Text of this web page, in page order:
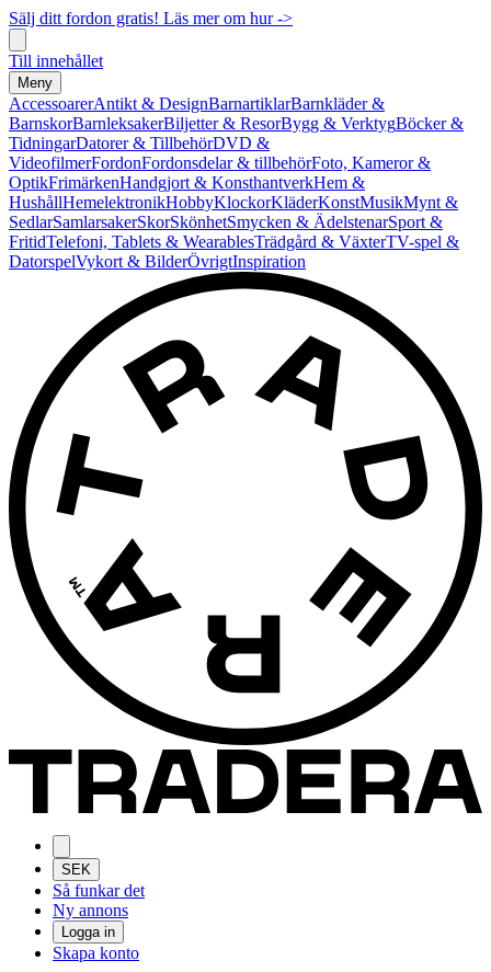
Sälj ditt fordon gratis! Läs mer om hur ->
Till innehållet
Meny
AccessoarerAntikt & DesignBarnartiklarBarnkläder &
BarnskorBarnleksakerBiljetter & ResorBygg & VerktygBöcker &
TidningarDatorer & TillbehörDVD &
VideofilmerFordonFordonsdelar & tillbehörFoto, Kameror &
OptikFrimärkenHandgjort & KonsthantverkHem &
HushållHemelektronikHobbyKlockorKläderKonstMusikMynt &
SedlarSamlarsakerSkorSkönhetSmycken & ÄdelstenarSport &
FritidTelefoni, Tablets & WearablesTrädgård & VäxterTV-spel &
DatorspelVykort & BilderÖvrigtInspiration
SEK
Så funkar det
Ny annons
Logga in
Skapa konto